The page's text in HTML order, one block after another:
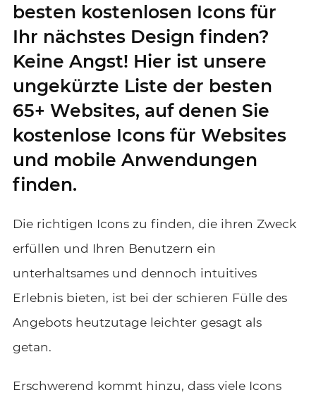
besten kostenlosen Icons für
Ihr nächstes Design finden?
Keine Angst! Hier ist unsere
ungekürzte Liste der besten
65+ Websites, auf denen Sie
kostenlose Icons für Websites
und mobile Anwendungen
finden.
Die richtigen Icons zu finden, die ihren Zweck
erfüllen und Ihren Benutzern ein
unterhaltsames und dennoch intuitives
Erlebnis bieten, ist bei der schieren Fülle des
Angebots heutzutage leichter gesagt als
getan.
Erschwerend kommt hinzu, dass viele Icons